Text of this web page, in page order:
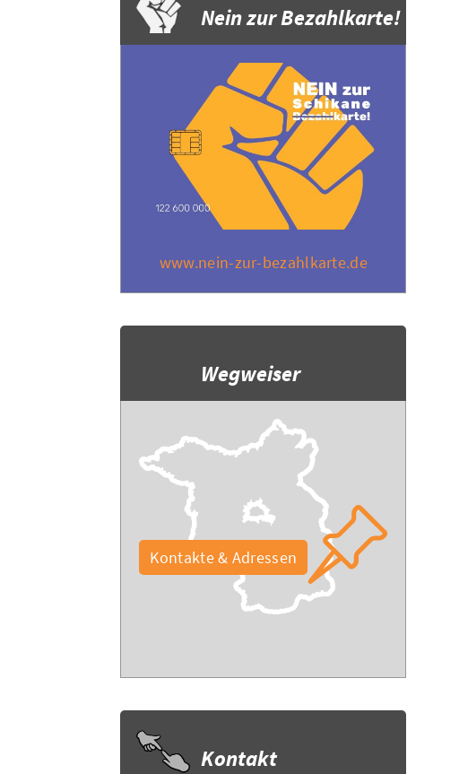
Nein zur Bezahlkarte!
www.nein-zur-bezahlkarte.de
Wegweiser
Kontakte & Adressen
Kontakt